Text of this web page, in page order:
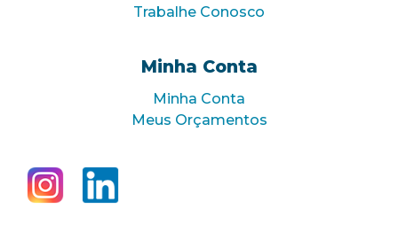
Trabalhe Conosco
Minha Conta
Minha Conta
Meus Orçamentos